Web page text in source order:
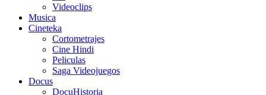
Videoclips
Musica
Cineteka
Cortometrajes
Cine Hindi
Peliculas
Saga Videojuegos
Docus
DocuHistoria